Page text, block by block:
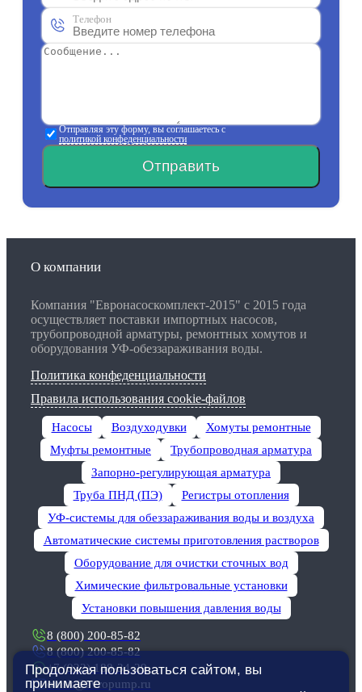
Телефон
Отправляя эту форму, вы соглашаетесь с
политикой конфеденциальности
Отправить
О компании
Компания "Евронасоскомплект-2015" с 2015 года
осуществляет поставки импортных насосов,
трубопроводной арматуры, ремонтных хомутов и
оборудования УФ-обеззараживания воды.
Политика конфеденциальности
Правила использования cookie-файлов
Насосы Воздуходувки
Хомуты ремонтные
Муфты ремонтные
Трубопроводная арматура
Запорно-регулирующая арматура
Труба ПНД (ПЭ)
Регистры отопления
УФ-системы для обеззараживания воды и воздуха
Автоматические системы приготовления растворов
Оборудование для очистки сточных вод
Химические фильтровальные установки
Установки повышения давления воды
8 (800) 200-85-82
8 (800) 200-85-82
+7 (922) 188-34-29
omsk@evropump.ru
Продолжая пользоваться сайтом, вы
принимаете